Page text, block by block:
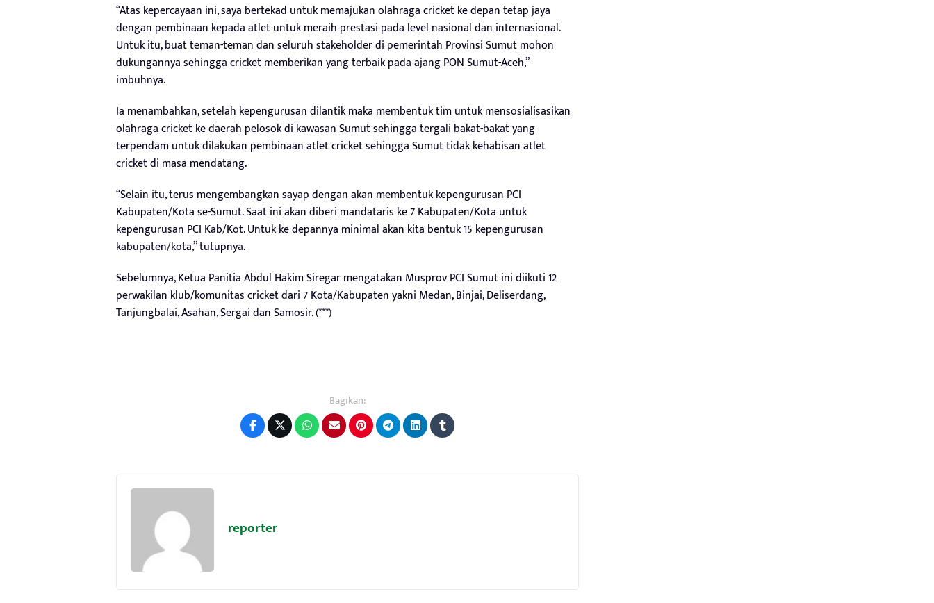
“Atas kepercayaan ini, saya bertekad untuk memajukan olahraga cricket ke depan tetap jaya
dengan pembinaan kepada atlet untuk meraih prestasi pada level nasional dan internasional.
Untuk itu, buat teman-teman dan seluruh stakeholder di pemerintah Provinsi Sumut mohon
dukungannya sehingga cricket memberikan yang terbaik pada ajang PON Sumut-Aceh,”
imbuhnya.
Ia menambahkan, setelah kepengurusan dilantik maka membentuk tim untuk mensosialisasikan
olahraga cricket ke daerah pelosok di kawasan Sumut sehingga tergali bakat-bakat yang
terpendam untuk dilakukan pembinaan atlet cricket sehingga Sumut tidak kehabisan atlet
cricket di masa mendatang.
“Selain itu, terus mengembangkan sayap dengan akan membentuk kepengurusan PCI
Kabupaten/Kota se-Sumut. Saat ini akan diberi mandataris ke 7 Kabupaten/Kota untuk
kepengurusan PCI Kab/Kot. Untuk ke depannya minimal akan kita bentuk 15 kepengurusan
kabupaten/kota,” tutupnya.
Sebelumnya, Ketua Panitia Abdul Hakim Siregar mengatakan Musprov PCI Sumut ini diikuti 12
perwakilan klub/komunitas cricket dari 7 Kota/Kabupaten yakni Medan, Binjai, Deliserdang,
Tanjungbalai, Asahan, Sergai dan Samosir. (***)
Bagikan:
reporter